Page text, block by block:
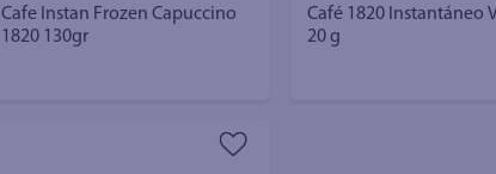
Cafe Instan Frozen Capuccino
1820 130gr
Café 1820 Instantáneo
20 g